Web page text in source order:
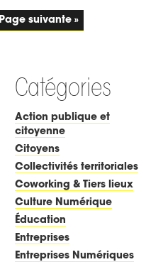
Page suivante »
Catégories
Action publique et
citoyenne
Citoyens
Collectivités territoriales
Coworking & Tiers lieux
Culture Numérique
Éducation
Entreprises
Entreprises Numériques